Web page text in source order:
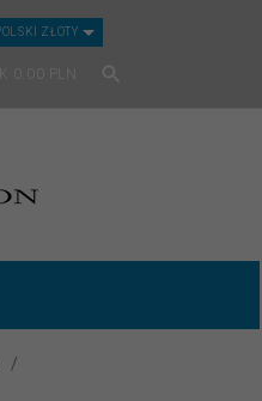
CURRENCY_H
ZŁOTY